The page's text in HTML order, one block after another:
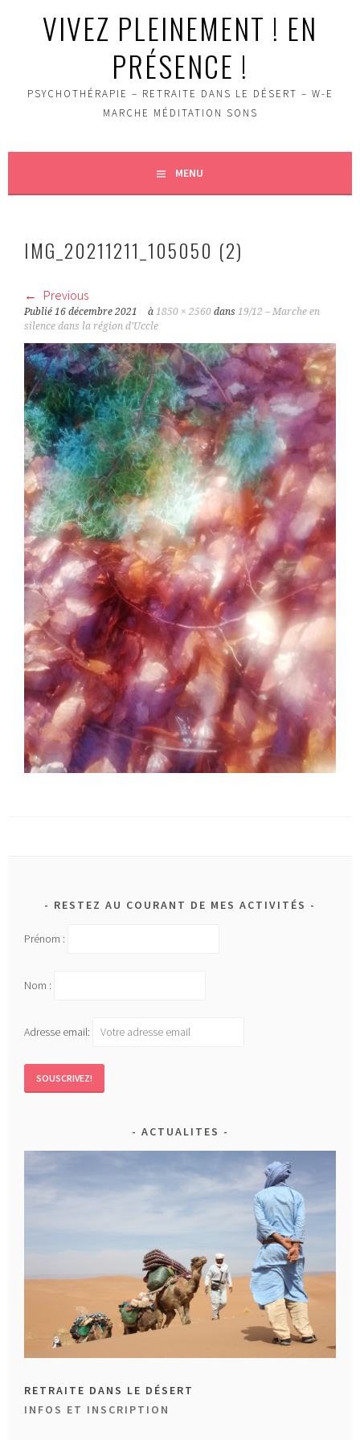
VIVEZ PLEINEMENT ! EN
PRÉSENCE !
PSYCHOTHÉRAPIE – RETRAITE DANS LE DÉSERT – W-E
MARCHE MÉDITATION SONS
MENU
IMG_20211211_105050 (2)
Previous
Publié 16 décembre 2021 à 1850 × 2560 dans 19/12 – Marche en
silence dans la région d’Uccle
RESTEZ AU COURANT DE MES ACTIVITÉS
Prénom :
Nom :
Adresse email:
ACTUALITES
RETRAITE DANS LE DÉSERT
INFOS ET INSCRIPTION